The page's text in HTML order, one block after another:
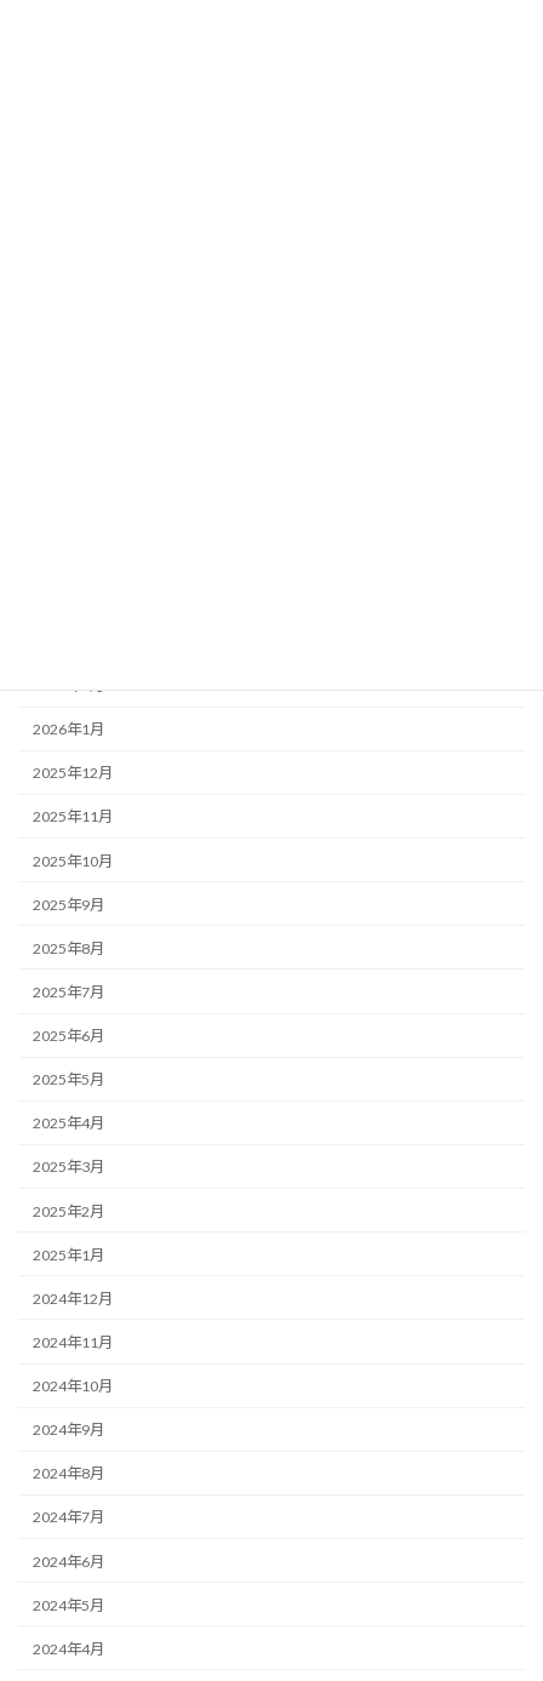
2026年2月
2026年1月
2025年12月
2025年11月
2025年10月
2025年9月
2025年8月
2025年7月
2025年6月
2025年5月
2025年4月
2025年3月
2025年2月
2025年1月
2024年12月
2024年11月
2024年10月
2024年9月
2024年8月
2024年7月
2024年6月
2024年5月
2024年4月